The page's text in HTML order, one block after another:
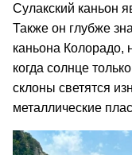
Сулакский каньон
Также он глубже
каньона Колорадо,
когда солнце
склоны светятся
металлические